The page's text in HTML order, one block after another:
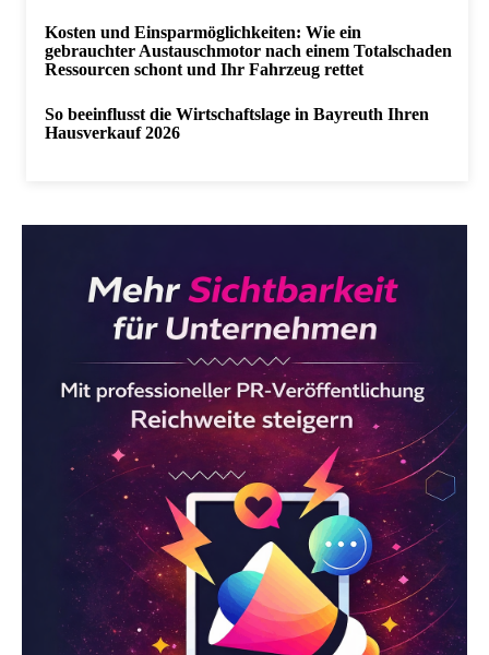
Kosten und Einsparmöglichkeiten: Wie ein
gebrauchter Austauschmotor nach einem Totalschaden
Ressourcen schont und Ihr Fahrzeug rettet
So beeinflusst die Wirtschaftslage in Bayreuth Ihren
Hausverkauf 2026